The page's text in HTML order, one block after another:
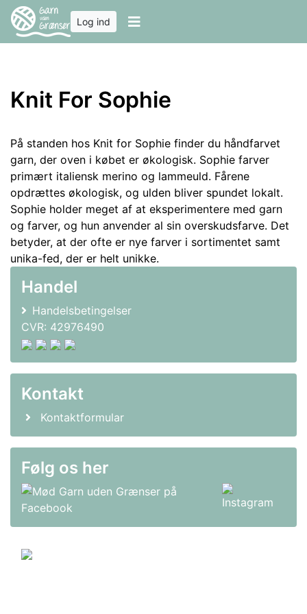
Log ind
Knit For Sophie
På standen hos Knit for Sophie finder du håndfarvet
garn, der oven i købet er økologisk. Sophie farver
primært italiensk merino og lammeuld. Fårene
opdrættes økologisk, og ulden bliver spundet lokalt.
Sophie holder meget af at eksperimentere med garn
og farver, og hun anvender al sin overskudsfarve. Det
betyder, at der ofte er nye farver i sortimentet samt
unika-fed, der er helt unikke.
Handel
Handelsbetingelser
CVR: 42976490
Kontakt
Kontaktformular
Følg os her